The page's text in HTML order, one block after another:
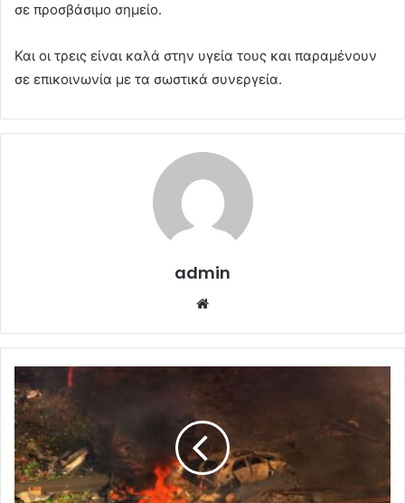
σε προσβάσιμο σημείο.
Και οι τρεις είναι καλά στην υγεία τους και παραμένουν
σε επικοινωνία με τα σωστικά συνεργεία.
admin